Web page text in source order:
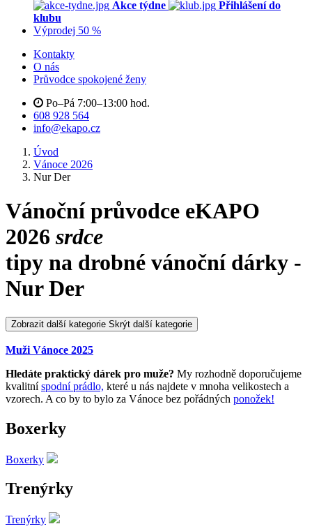
Akce týdne
Přihlášení do
klubu
Výprodej 50 %
Kontakty
O nás
Průvodce spokojené ženy
Po–Pá 7:00–13:00 hod.
608 928 564
info@ekapo.cz
Úvod
Vánoce 2026
Nur Der
Vánoční průvodce eKAPO
2026 srdce
tipy na drobné vánoční dárky -
Nur Der
Zobrazit další kategorie Skrýt další kategorie
Muži Vánoce 2025
Hledáte praktický dárek pro muže? My rozhodně doporučujeme
kvalitníspodní prádlo, které u nás najdete v mnoha velikostech a
vzorech. A co by to bylo za Vánoce bez pořádných ponožek!
Boxerky
Boxerky
Trenýrky
Trenýrky